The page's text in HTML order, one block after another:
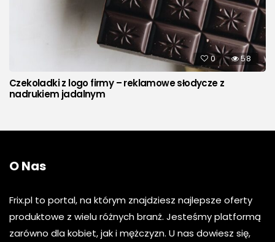
0 58
Czekoladki z logo firmy – reklamowe słodycze z
nadrukiem jadalnym
O Nas
Frix.pl to portal, na którym znajdziesz najlepsze oferty
produktowe z wielu różnych branż. Jesteśmy platformą
zarówno dla kobiet, jak i mężczyzn. U nas dowiesz się,